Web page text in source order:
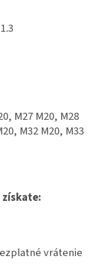
M27 M20, M28
M32 M20, M33
získate:
vrátenie